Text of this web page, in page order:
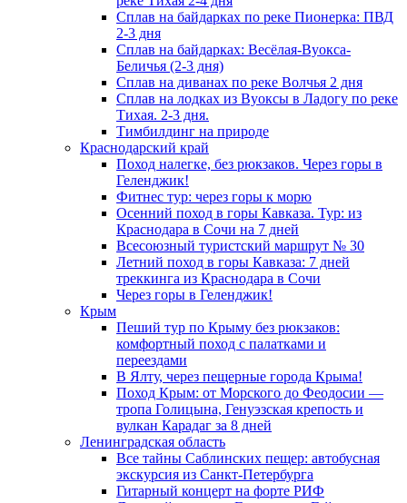
Сплав на байдарках по реке Пионерка: ПВД
2-3 дня
Сплав на байдарках: Весёлая-Вуокса-
Беличья (2-3 дня)
Сплав на диванах по реке Волчья 2 дня
Сплав на лодках из Вуоксы в Ладогу по реке
Тихая. 2-3 дня.
Тимбилдинг на природе
Краснодарский край
Поход налегке, без рюкзаков. Через горы в
Геленджик!
Фитнес тур: через горы к морю
Осенний поход в горы Кавказа. Тур: из
Краснодара в Сочи на 7 дней
Всесоюзный туристский маршрут № 30
Летний поход в горы Кавказа: 7 дней
треккинга из Краснодара в Сочи
Через горы в Геленджик!
Крым
Пеший тур по Крыму без рюкзаков:
комфортный поход с палатками и
переездами
В Ялту, через пещерные города Крыма!
Поход Крым: от Морского до Феодосии —
тропа Голицына, Генуэзская крепость и
вулкан Карадаг за 8 дней
Ленинградская область
Все тайны Саблинских пещер: автобусная
экскурсия из Санкт-Петербурга
Гитарный концерт на форте РИФ